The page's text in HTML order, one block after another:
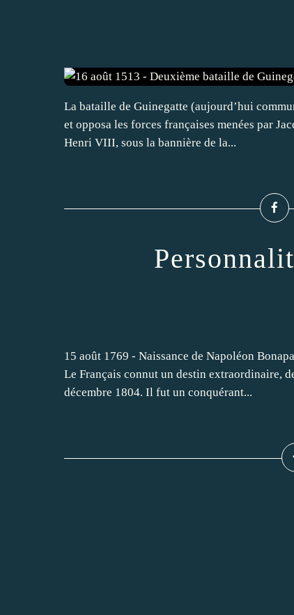
La bataille de Guinegatte (aujourd’hui
et opposa les forces françaises menées par
Henri VIII, sous la bannière de la...
15 août 1769 - Naissance de Napoléon
Le Français connut un destin extraordinaire,
décembre 1804. Il fut un conquérant...